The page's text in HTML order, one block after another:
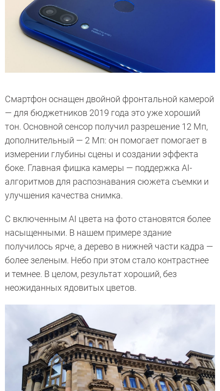
Смартфон оснащен двойной фронтальной камерой
— для бюджетников 2019 года это уже хороший
тон. Основной сенсор получил разрешение 12 Мп,
дополнительный — 2 Мп: он помогает помогает в
измерении глубины сцены и создании эффекта
боке. Главная фишка камеры — поддержка AI-
алгоритмов для распознавания сюжета съемки и
улучшения качества снимка.
С включенным AI цвета на фото становятся более
насыщенными. В нашем примере здание
получилось ярче, а дерево в нижней части кадра —
более зеленым. Небо при этом стало контрастнее
и темнее. В целом, результат хороший, без
неожиданных ядовитых цветов.